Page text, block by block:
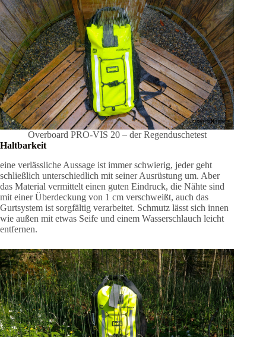
Overboard PRO-VIS 20 – der Regenduschetest
Haltbarkeit
eine verlässliche Aussage ist immer schwierig, jeder geht
schließlich unterschiedlich mit seiner Ausrüstung um. Aber
das Material vermittelt einen guten Eindruck, die Nähte sind
mit einer Überdeckung von 1 cm verschweißt, auch das
Gurtsystem ist sorgfältig verarbeitet. Schmutz lässt sich innen
wie außen mit etwas Seife und einem Wasserschlauch leicht
entfernen.